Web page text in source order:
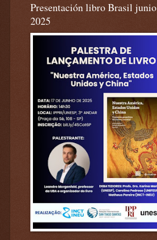
Presentación libro Brasil junio
2025